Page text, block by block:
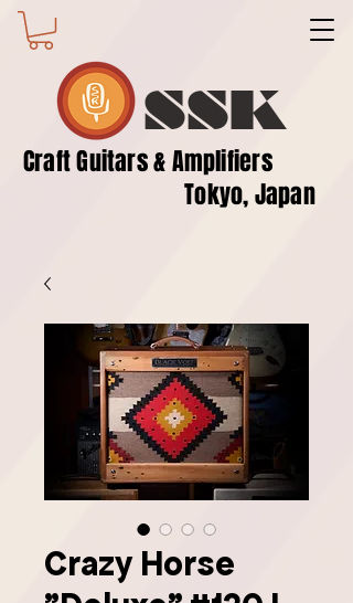
SSK
​Craft Guitars & Amplifiers
Tokyo, Japan
Crazy Horse